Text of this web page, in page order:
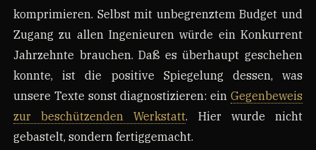
komprimieren. Selbst mit unbegrenztem Budget und
Zugang zu allen Ingenieuren würde ein Konkurrent
Jahrzehnte brauchen. Daß es überhaupt geschehen
konnte, ist die positive Spiegelung dessen, was
unsere Texte sonst diagnostizieren: ein Gegenbeweis
zur beschützenden Werkstatt. Hier wurde nicht
gebastelt, sondern fertiggemacht.